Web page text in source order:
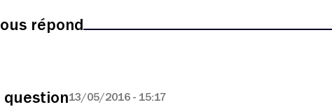
répond
question13/05/2016 - 15:17